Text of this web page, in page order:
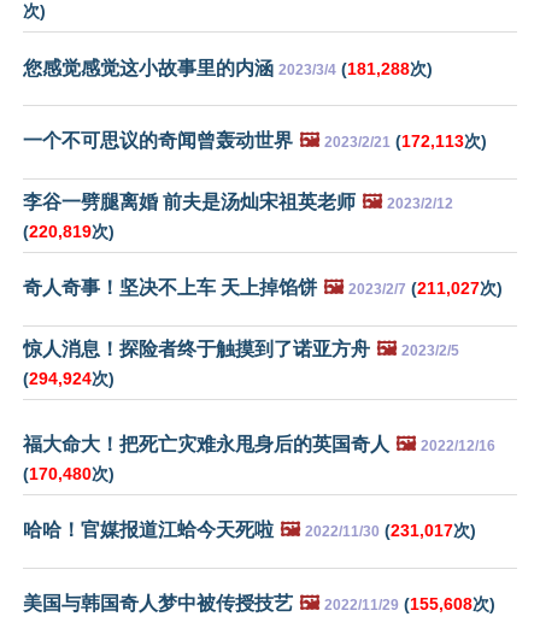
次)
您感觉感觉这小故事里的内涵 2023/3/4 (181,288次)
一个不可思议的奇闻曾轰动世界 🖼️ 2023/2/21 (172,113次)
李谷一劈腿离婚 前夫是汤灿宋祖英老师 🖼️ 2023/2/12
(220,819次)
奇人奇事！坚决不上车 天上掉馅饼 🖼️ 2023/2/7 (211,027次)
惊人消息！探险者终于触摸到了诺亚方舟 🖼️ 2023/2/5
(294,924次)
福大命大！把死亡灾难永甩身后的英国奇人 🖼️ 2022/12/16
(170,480次)
哈哈！官媒报道江蛤今天死啦 🖼️ 2022/11/30 (231,017次)
美国与韩国奇人梦中被传授技艺 🖼️ 2022/11/29 (155,608次)